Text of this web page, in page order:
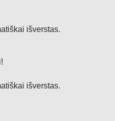
išverstas.
išverstas.